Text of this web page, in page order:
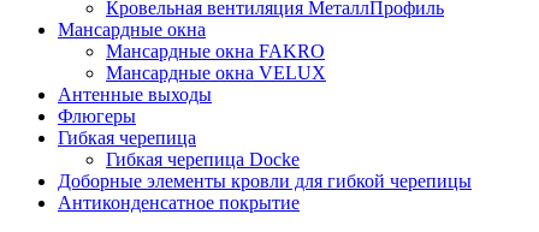
Кровельная вентиляция МеталлПрофиль
Мансардные окна
Мансардные окна FAKRO
Мансардные окна VELUX
Антенные выходы
Флюгеры
Гибкая черепица
Гибкая черепица Docke
Доборные элементы кровли для гибкой черепицы
Антиконденсатное покрытие